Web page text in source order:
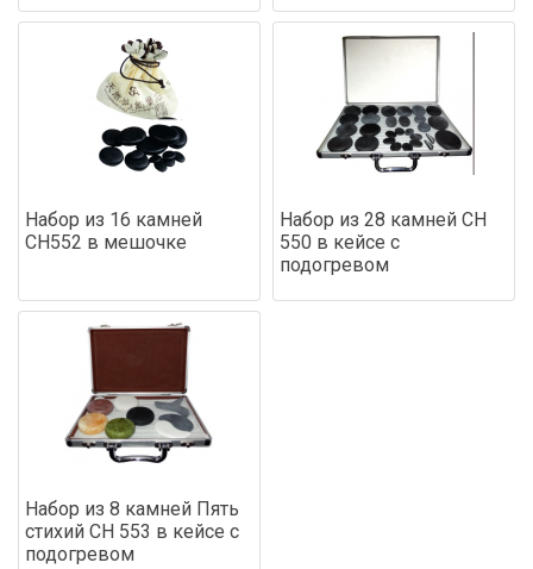
Набор из 16 камней
СН552 в мешочке
Набор из 28 камней СН
550 в кейсе с
подогревом
Набор из 8 камней Пять
стихий СН 553 в кейсе с
подогревом